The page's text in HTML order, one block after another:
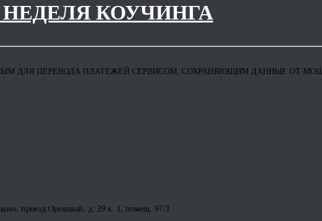
КОУЧИНГА
ДЛЯ ПЕРЕВОДА ПЛАТЕЖЕЙ СЕРВИСОМ, СОХРАНЯЮЩИМ ДАННЫЕ ОТ
проезд Ореховый, д. 29 к. 1, помещ. 97/3